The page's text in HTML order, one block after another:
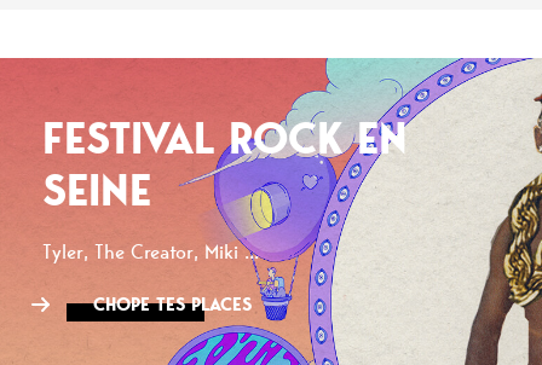
FESTIVAL ROCK EN
SEINE
Tyler, The Creator, Miki ...
CHOPE TES PLACES